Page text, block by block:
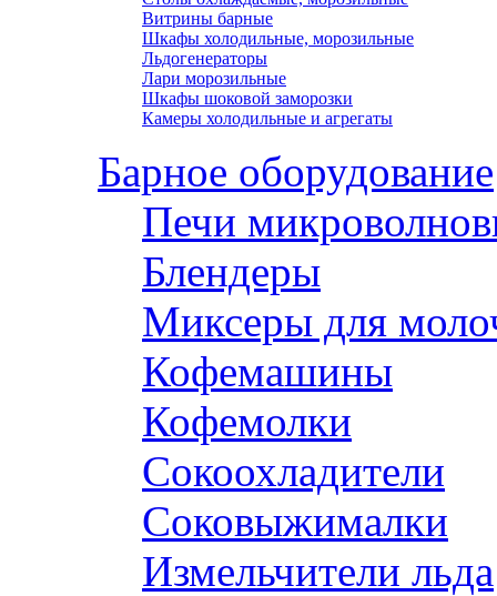
Витрины барные
Шкафы холодильные, морозильные
Льдогенераторы
Лари морозильные
Шкафы шоковой заморозки
Камеры холодильные и агрегаты
Барное оборудование
Печи
Блендеры
Миксеры для
Кофемашины
Кофемолки
Сокоохладители
Соковыжималки
Измельчители льда